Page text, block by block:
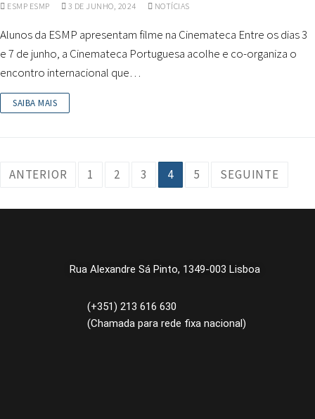
ESMP ESMP 3 DE JUNHO, 2024 NOTÍCIAS
Alunos da ESMP apresentam filme na Cinemateca Entre os dias 3
e 7 de junho, a Cinemateca Portuguesa acolhe e co-organiza o
encontro internacional que…
SAIBA MAIS
ANTERIOR 1 2 3 4 5 SEGUINTE
Rua Alexandre Sá Pinto, 1349-003 Lisboa
(+351) 213 616 630
(Chamada para rede fixa nacional)